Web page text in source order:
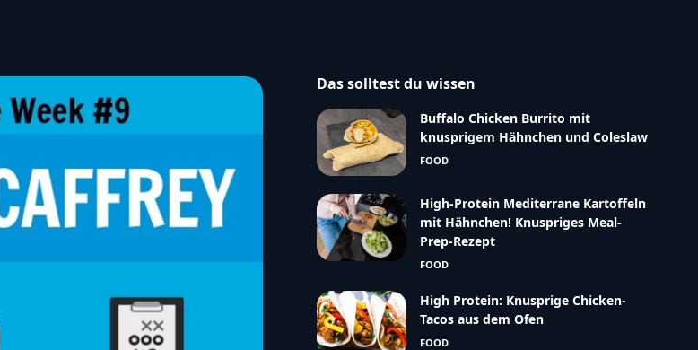
Das solltest du wissen
Buffalo Chicken Burrito mit
knusprigem Hähnchen und Coleslaw
FOOD
High-Protein Mediterrane Kartoffeln
mit Hähnchen! Knuspriges Meal-
Prep-Rezept
FOOD
High Protein: Knusprige Chicken-
Tacos aus dem Ofen
FOOD